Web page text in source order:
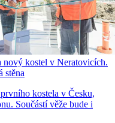
nový kostel v Neratovicích.
stěna
kostela v Česku,
Součástí věže bude i